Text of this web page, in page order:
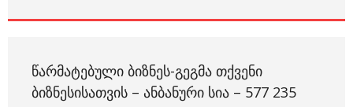
ᲬᲐᲠᲛᲐᲢᲔᲑᲣᲚᲘ ᲑᲘᲖᲜᲔᲡ-ᲒᲔᲒᲛᲐ ᲗᲥᲕᲔᲜᲘ
ᲑᲘᲖᲜᲔᲡᲘᲡᲐᲗᲕᲘᲡ – ᲐᲜᲑᲐᲜᲣᲠᲘ ᲡᲘᲐ – 577 235